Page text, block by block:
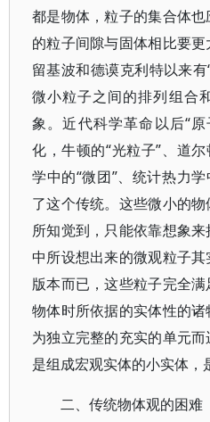
都是物体，粒子的集合体
的粒子间隙与固体相比要
留基波和德谟克利特以来
微小粒子之间的排列组合
象。近代科学革命以后“
化，牛顿的“光粒子”、道
学中的“微团”、统计热力
了这个传统。这些微小的
所知觉到，只能依靠想象
中所设想出来的微观粒子
版本而已，这些粒子完全
物体时所依据的实体性的
为独立完整的充实的单元
是组成宏观实体的小实体，
二、传统物体观的困难